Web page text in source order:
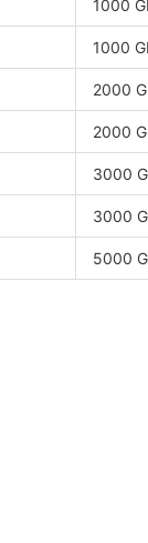
1000
1000
2000
2000
3000
3000
5000